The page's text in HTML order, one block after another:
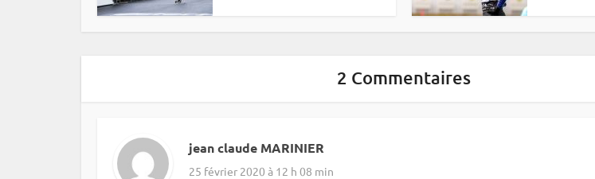
2 Commentaires
jean claude MARINIER
25 février 2020 à 12 h 08 min